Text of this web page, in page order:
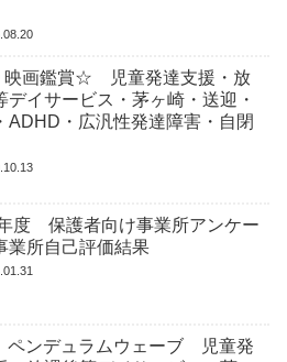
デイサービス・茅ヶ崎・送迎・
ADHD・広汎性発達障害・自閉
度 保護者向け事業所アンケー
業所自己評価結果
ンデュラムウェーブ 児童発